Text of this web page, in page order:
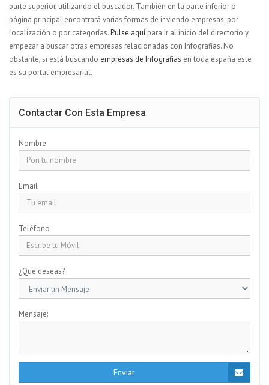
parte superior, utilizando el buscador. También en la parte inferior o
página principal encontrará varias formas de ir viendo empresas, por
localización o por categorías.Pulse aquí para ir al inicio del directorio y
empezar a buscar otras empresas relacionadas con Infografias. No
obstante, si está buscando empresas de Infografias en toda españa este
es su portal empresarial.
Contactar Con Esta Empresa
Nombre:
Email
Teléfono
¿Qué deseas?
Mensaje:
Enviar